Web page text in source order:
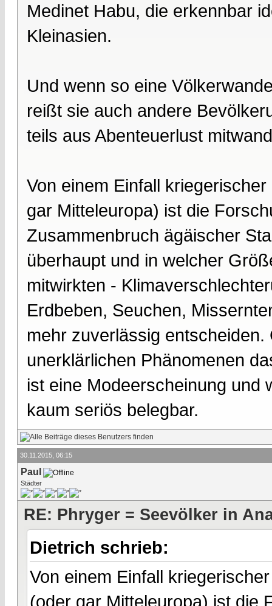
Medinet Habu, die erkennbar
Kleinasien.
Und wenn so eine
reißt sie auch andere
teils aus Abenteuerlust
Von einem Einfall
gar Mitteleuropa) ist die
Zusammenbruch ägäischer
überhaupt und in welcher
mitwirkten -
Erdbeben, Seuchen,
mehr zuverlässig
unerklärlichen Phänomenen
ist eine Modeerscheinung und
kaum seriös belegbar.
30.11.2015, 06:15
Paul
Städter
RE: Phryger = Seevölker in
Dietrich schrieb:
Von einem Einfall
(oder gar Mitteleuropa) ist die